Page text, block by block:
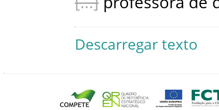
Descarregar texto